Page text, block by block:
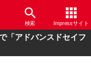
検索 Impressサイト
「アドバンスドセイフ